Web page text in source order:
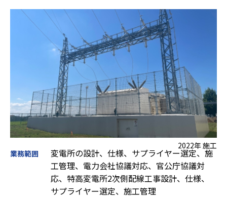
2022年 施工
業務範囲
変電所の設計、仕様、サプライヤー選定、施
工管理、電力会社協議対応、官公庁協議対
応、特高変電所2次側配線工事設計、仕様、
サプライヤー選定、施工管理